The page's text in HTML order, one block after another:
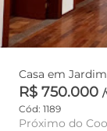
Casa em
R$ 750.000
Cód: 1189
Próximo do